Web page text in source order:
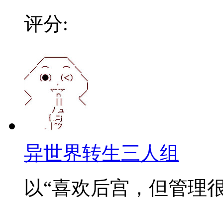
评分:
异世界转生三人组
以“喜欢后宫，但管理